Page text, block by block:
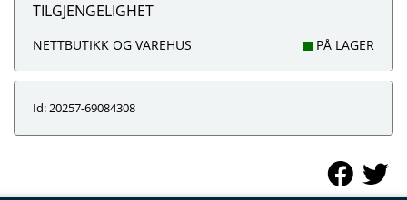
TILGJENGELIGHET
NETTBUTIKK OG VAREHUS PÅ LAGER
Id: 20257-69084308